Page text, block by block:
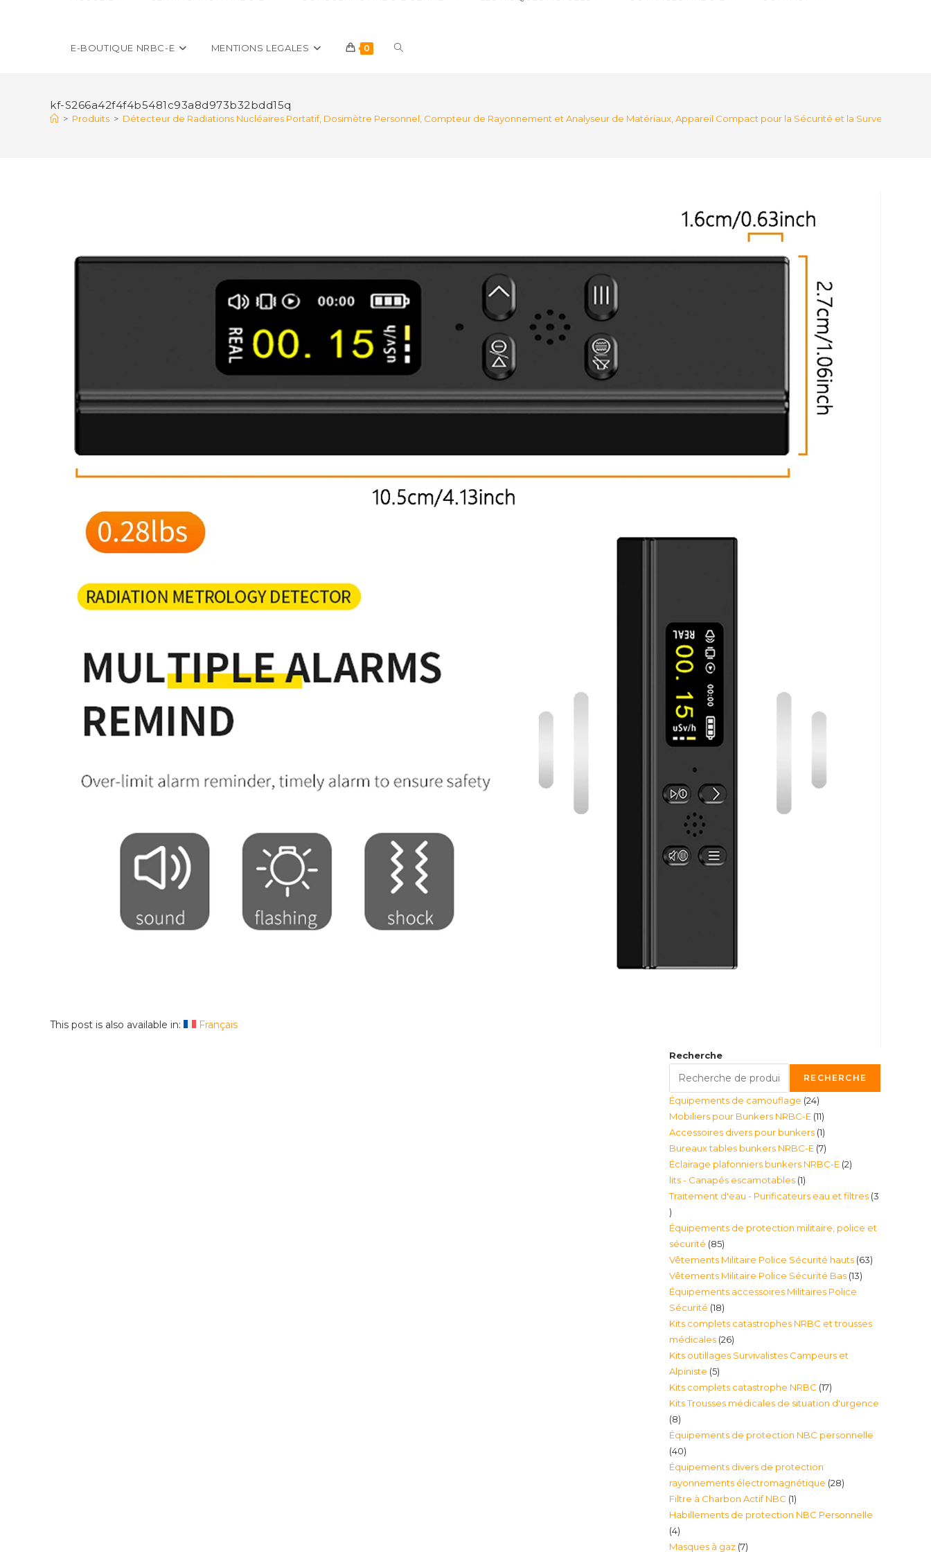
E-BOUTIQUE NRBC-E MENTIONS LEGALES 0 Toggle
kf-S266a42f4f4b5481c93a8d973b32bdd15q
> Produits > Détecteur de Radiations Nucléaires Portatif, Dosimètre Personnel, Compteur de Rayonnement et Analyseur de Matériaux, Appareil Compact pour la Sécurité et la Surveillance
This post is also available in: Français
Recherche
RECHERCHE
Équipements de camouflage 2424
produits
Mobiliers pour Bunkers NRBC-E 1111
produits
Accessoires divers pour bunkers 11
produit
Bureaux tables bunkers NRBC-E 77
produits
Éclairage plafonniers bunkers NRBC-E 22
lits - Canapés escamotables 11
produit
Traitement d'eau - Purificateurs eau et filtres 3
3
produits
Équipements de protection militaire, police et
sécurité 8585
produits
Vêtements Militaire Police Sécurité hauts 6363
Vêtements Militaire Police Sécurité Bas 1313
Équipements accessoires Militaires Police
Sécurité 1818
produits
Kits complets catastrophes NRBC et trousses
médicales 2626
produits
Kits outillages Survivalistes Campeurs et
Alpiniste 55
produits
Kits complets catastrophe NRBC 1717
produits
Kits Trousses médicales de situation d'urgence
88
produits
Équipements de protection NBC personnelle
4040
produits
Équipements divers de protection
rayonnements électromagnétique 2828
Filtre à Charbon Actif NBC 11
produit
Habillements de protection NBC Personnelle
44
produits
Masques à gaz 77